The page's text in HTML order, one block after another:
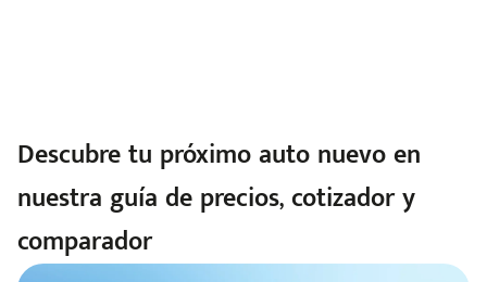
Descubre tu próximo auto nuevo en
nuestra guía de precios, cotizador y
comparador